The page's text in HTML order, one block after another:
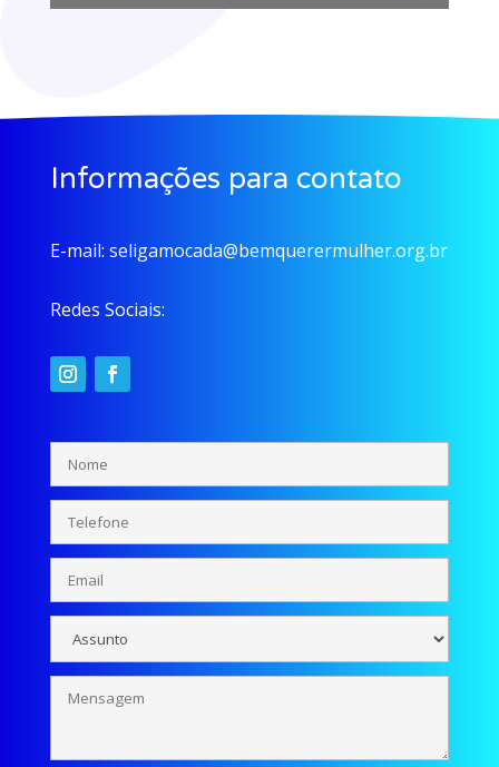
Informações para contato
E-mail: seligamocada@bemquerermulher.org.br
Redes Sociais: